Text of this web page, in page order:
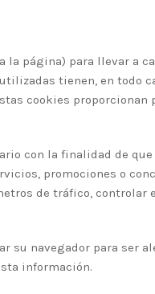
la página) para llevar a
tienen, en todo
cookies proporcionan
con la finalidad de que
promociones o
de tráfico, controlar
su navegador para ser
información.